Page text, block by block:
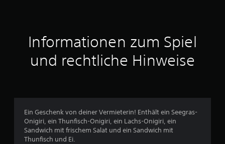
u
s
4
0
Informationen zum Spiel
und rechtliche Hinweise
Ein Geschenk von deiner Vermieterin! Enthält ein Seegras-
Onigiri, ein Thunfisch-Onigiri, ein Lachs-Onigiri, ein
Sandwich mit frischem Salat und ein Sandwich mit
Thunfisch und Ei.